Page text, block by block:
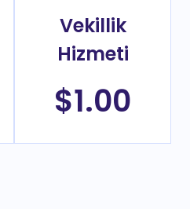
Vekillik
Hizmeti
$1.00